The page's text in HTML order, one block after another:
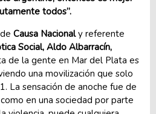
todos”.
Causa Nacionaly referente
Social, Aldo Albarracín,
de la gente en Mar del Plata es
una movilización que solo
La sensación de anoche fue de
en una sociedad por parte